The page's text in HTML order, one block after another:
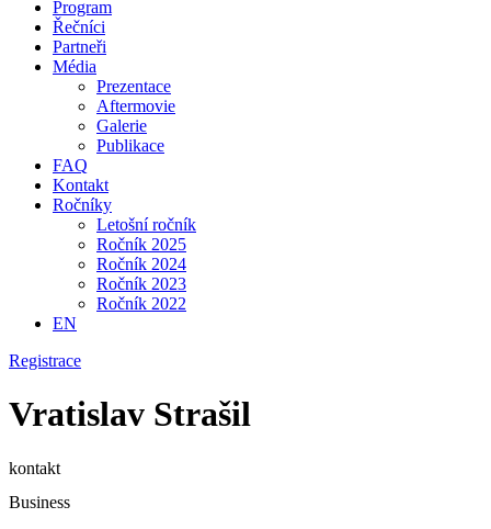
Program
Řečníci
Partneři
Média
Prezentace
Aftermovie
Galerie
Publikace
FAQ
Kontakt
Ročníky
Letošní ročník
Ročník 2025
Ročník 2024
Ročník 2023
Ročník 2022
EN
Registrace
Vratislav Strašil
kontakt
Business